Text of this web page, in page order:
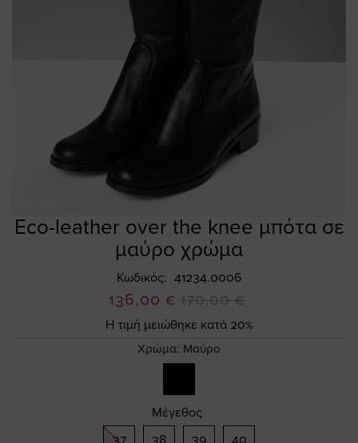
Eco-leather over the knee μπότα σε
μαύρο χρώμα
Κωδικός 41234.0006
Ειδική
Τιμή
136,00 € 170,00 €
Η τιμή μειώθηκε κατά 20%
Χρώμα: Μαύρο
Μέγεθος
37
38 39 40
Skip